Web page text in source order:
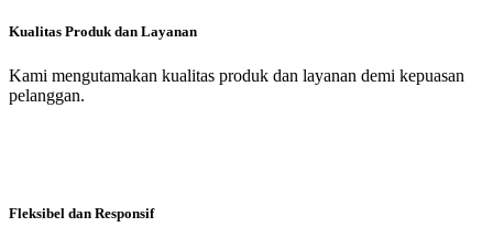
Kualitas Produk dan Layanan
Kami mengutamakan kualitas produk dan layanan demi kepuasan
pelanggan.
Fleksibel dan Responsif